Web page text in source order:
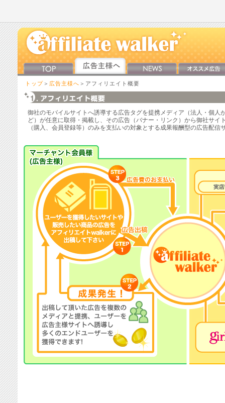
トップ ＞ 広告主様へ ＞アフィリエイト概要
御社のモバイルサイトへ誘導する広告タグを提携メディア（法人・個人
ど）が任意に取得・掲載し、その広告（バナー・リンク）から御社サイ
（購入、会員登録等）のみを支払いの対象とする成果報酬型の広告配信